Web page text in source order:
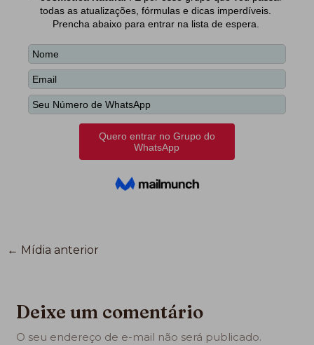
← Mídia anterior
Deixe um comentário
O seu endereço de e-mail não será publicado.